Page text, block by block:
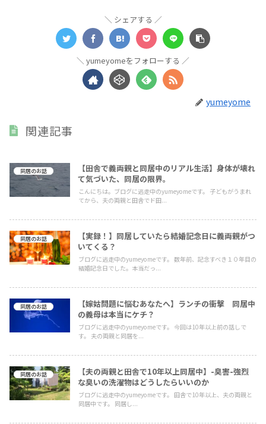
シェアする
yumeyomeをフォローする
yumeyome
関連記事
同居のお話
【田舎で義両親と同居中のリアル生活】身体が壊れ
て気づいた、同居の限界。
こんにちは。ブログに逃走中のyumeyomeです。 子どもがうまれ
てから、夫の両親と田舎でド田...
同居のお話
【実録！】同居していたら結婚記念日に義両親がつ
いてくる？
ブログに逃走中のyumeyomeです。 数年前、記念すべき１０年目の
結婚記念日でした。本当だっ...
同居のお話
【嫁姑問題に悩むあなたへ】ランチの衝撃 同居中
の義母は本当にケチ？
ブログに逃走中のyumeyomeです。 今回は10年以上前の話しで
す。 夫の両親と同居を...
同居のお話
【夫の両親と田舎で10年以上同居中】-臭害-強烈
な臭いの洗濯物はどうしたらいいのか
ブログに逃走中のyumeyomeです。 田舎で10年以上、夫の両親と
同居中です。 同居し...